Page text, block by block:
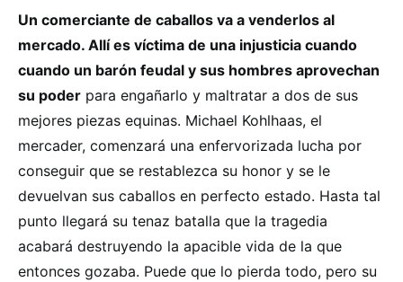
Un comerciante de caballos va a venderlos al
mercado. Allí es víctima de una injusticia cuando
cuando un barón feudal y sus hombres aprovechan
su poder para engañarlo y maltratar a dos de sus
mejores piezas equinas. Michael Kohlhaas, el
mercader, comenzará una enfervorizada lucha por
conseguir que se restablezca su honor y se le
devuelvan sus caballos en perfecto estado. Hasta tal
punto llegará su tenaz batalla que la tragedia
acabará destruyendo la apacible vida de la que
entonces gozaba. Puede que lo pierda todo, pero su